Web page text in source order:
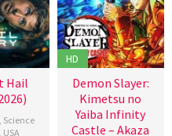
Hail
, Science
, USA
HD
Demon Slayer:
Kimetsu no
Yaiba Infinity
Castle – Akaza